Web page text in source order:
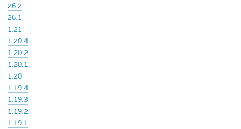
26.2
26.1
1.21
1.20.4
1.20.2
1.20.1
1.20
1.19.4
1.19.3
1.19.2
1.19.1